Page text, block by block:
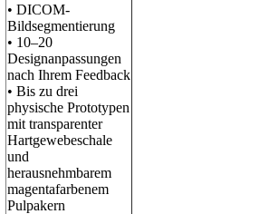
• DICOM-
Bildsegmentierung
• 10–20
Designanpassungen
nach Ihrem Feedback
• Bis zu drei
physische Prototypen
mit transparenter
Hartgewebeschale
und
herausnehmbarem
magentafarbenem
Pulpakern